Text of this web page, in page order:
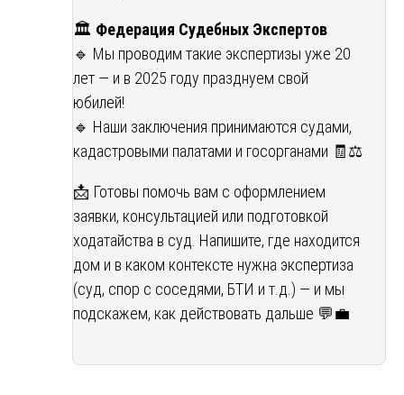
🏛️ Федерация Судебных Экспертов
🔹 Мы проводим такие экспертизы уже 20
лет — и в 2025 году празднуем свой
юбилей!
🔹 Наши заключения принимаются судами,
кадастровыми палатами и госорганами 🧾⚖️
📩 Готовы помочь вам с оформлением
заявки, консультацией или подготовкой
ходатайства в суд. Напишите, где находится
дом и в каком контексте нужна экспертиза
(суд, спор с соседями, БТИ и т.д.) — и мы
подскажем, как действовать дальше 💬💼